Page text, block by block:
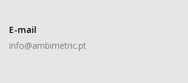
E-mail
info@ambimetric.pt